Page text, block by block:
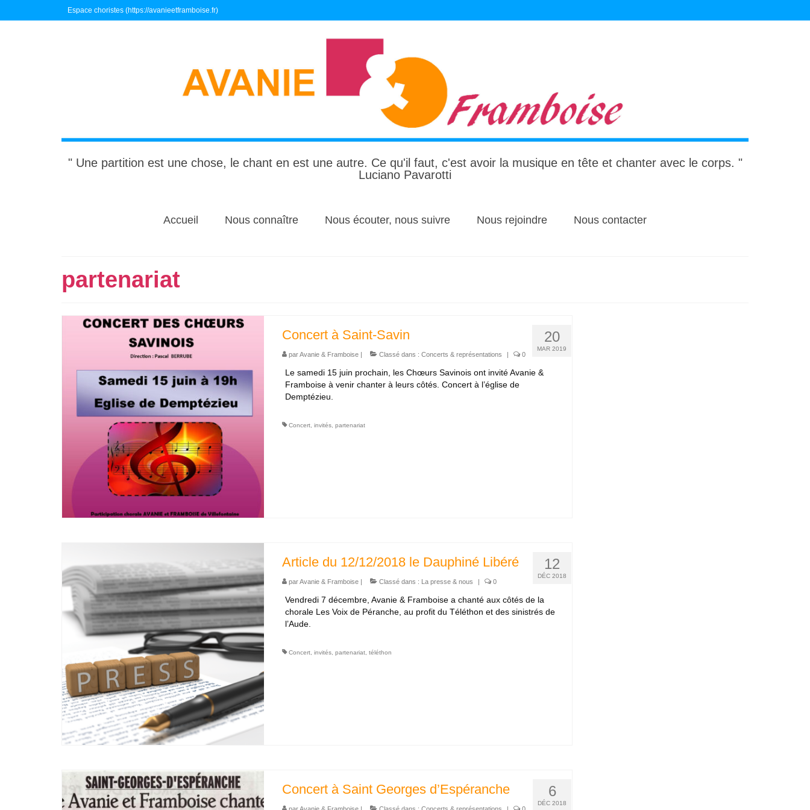
Espace choristes (https://avanieetframboise.fr)
" Une partition est une chose, le chant en est une autre. Ce qu'il faut, c'est avoir la musique en tête et chanter avec le corps. "
Luciano Pavarotti
Accueil Nous connaître Nous écouter, nous suivre Nous rejoindre Nous contacter
partenariat
20
MAR 2019
Concert à Saint-Savin
parAvanie & Framboise| Classé dans : Concerts & représentations | 0
Le samedi 15 juin prochain, les Chœurs Savinois ont invité Avanie &
Framboise à venir chanter à leurs côtés. Concert à l’église de
Demptézieu.
Concert, invités, partenariat
12
DÉC 2018
Article du 12/12/2018 le Dauphiné Libéré
parAvanie & Framboise| Classé dans : La presse & nous | 0
Vendredi 7 décembre, Avanie & Framboise a chanté aux côtés de la
chorale Les Voix de Péranche, au profit du Téléthon et des sinistrés de
l’Aude.
Concert, invités, partenariat, téléthon
6
DÉC 2018
Concert à Saint Georges d’Espéranche
par Avanie & Framboise| Classé dans : Concerts & représentations | 0